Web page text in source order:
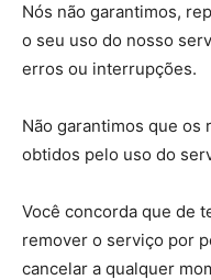
Nós não garantimos,
o seu uso do nosso
erros ou interrupções.
Não garantimos que os
obtidos pelo uso do
Você concorda que de
remover o serviço por
cancelar a qualquer